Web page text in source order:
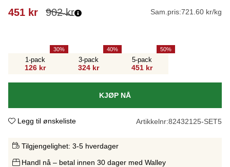
902kr
451 kr Sam.pris:721.60 kr/kg
1-pack
126 kr
30
3-pack
324 kr
40
5-pack
451 kr
50
KJØP NÅ
Legg til ønskeliste Artikkelnr:82432125-SET5
Tilgjengelighet: 3-5 hverdager
Handl nå – betal innen 30 dager med Walley